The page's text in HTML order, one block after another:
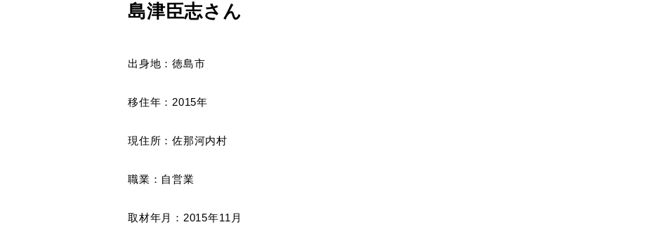
島津臣志さん
出身地：徳島市
移住年：2015年
現住所：佐那河内村
職業：自営業
取材年月：2015年11月